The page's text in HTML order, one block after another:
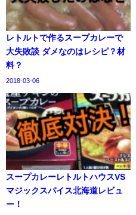
レトルトで作るスープカレーで
大失敗談 ダメなのはレシピ？材
料？
2018-03-06
スープカレーレトルトハウスVS
マジックスパイス北海道レビュ
ー！